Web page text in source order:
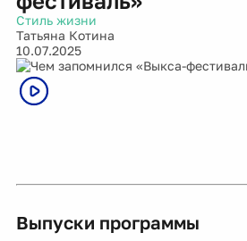
Стиль жизни
Татьяна Котина
10.07.2025
Выпуски программы